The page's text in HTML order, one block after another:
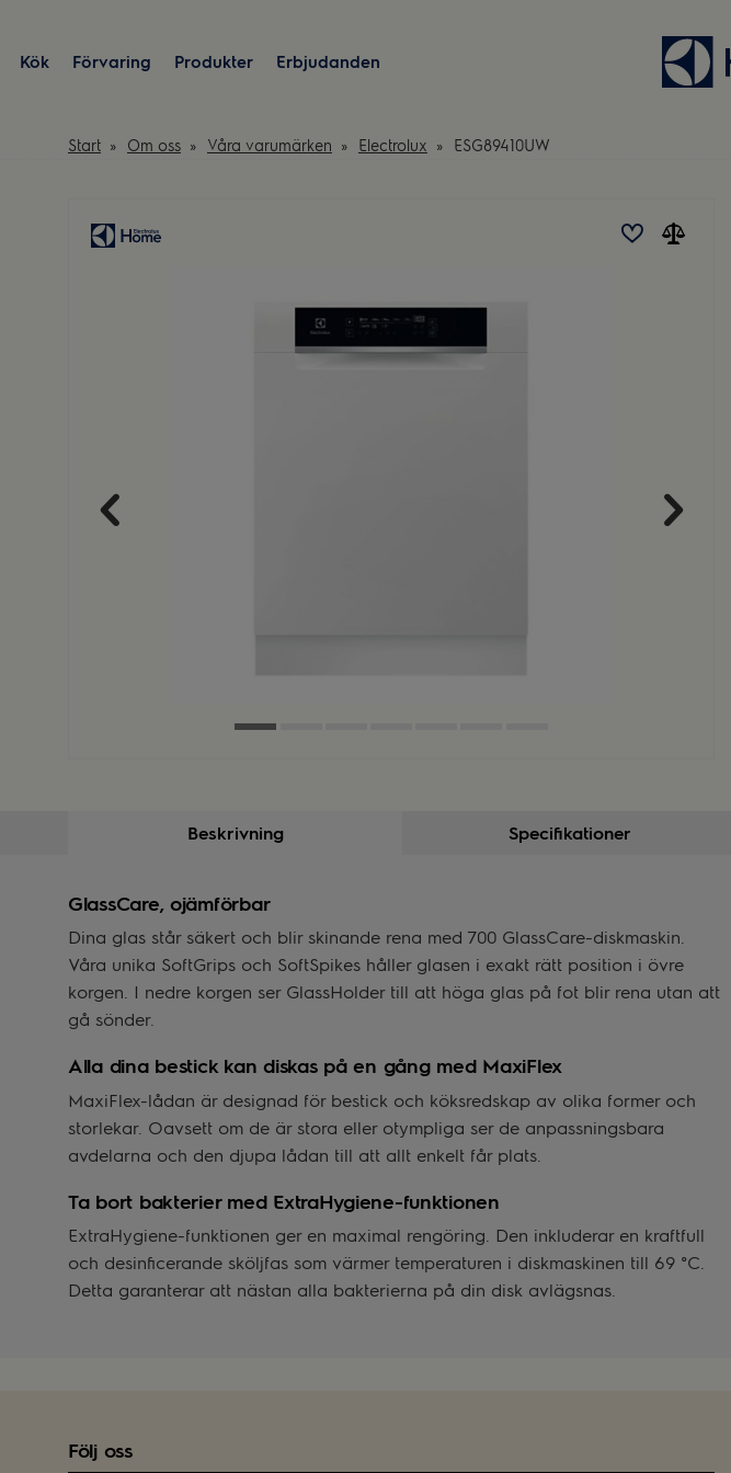
Kök Förvaring Produkter Erbjudanden
Start Om oss Våra varumärken Electrolux ESG89410UW
Beskrivning Specifikationer
GlassCare, ojämförbar
Dina glas står säkert och blir skinande rena med 700 GlassCare-diskmaskin.
Våra unika SoftGrips och SoftSpikes håller glasen i exakt rätt position i övre
korgen. I nedre korgen ser GlassHolder till att höga glas på fot blir rena utan att
gå sönder.
Alla dina bestick kan diskas på en gång med MaxiFlex
MaxiFlex-lådan är designad för bestick och köksredskap av olika former och
storlekar. Oavsett om de är stora eller otympliga ser de anpassningsbara
avdelarna och den djupa lådan till att allt enkelt får plats.
Ta bort bakterier med ExtraHygiene-funktionen
ExtraHygiene-funktionen ger en maximal rengöring. Den inkluderar en kraftfull
och desinficerande sköljfas som värmer temperaturen i diskmaskinen till 69 °C.
Detta garanterar att nästan alla bakterierna på din disk avlägsnas.
Följ oss